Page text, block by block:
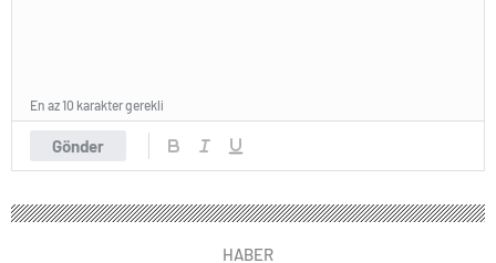
Gönder
En az 10 karakter gerekli
HABER